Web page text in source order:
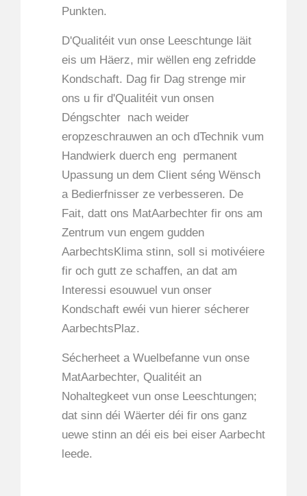
Punkten.
D'Qualitéit vun onse Leeschtunge läit
eis um Häerz, mir wëllen eng zefridde
Kondschaft. Dag fir Dag strenge mir
ons u fir d'Qualitéit vun onsen
Déngschter nach weider
eropzeschrauwen an och dTechnik vum
Handwierk duerch eng permanent
Upassung un dem Client séng Wënsch
a Bedierfnisser ze verbesseren. De
Fait, datt ons MatAarbechter fir ons am
Zentrum vun engem gudden
AarbechtsKlima stinn, soll si motivéiere
fir och gutt ze schaffen, an dat am
Interessi esouwuel vun onser
Kondschaft ewéi vun hierer sécherer
AarbechtsPlaz.
Sécherheet a Wuelbefanne vun onse
MatAarbechter, Qualitéit an
Nohaltegkeet vun onse Leeschtungen;
dat sinn déi Wäerter déi fir ons ganz
uewe stinn an déi eis bei eiser Aarbecht
leede.